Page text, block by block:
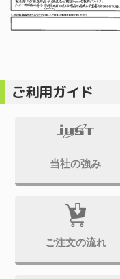
ご利用ガイド
当社の強み
ご注文の流れ